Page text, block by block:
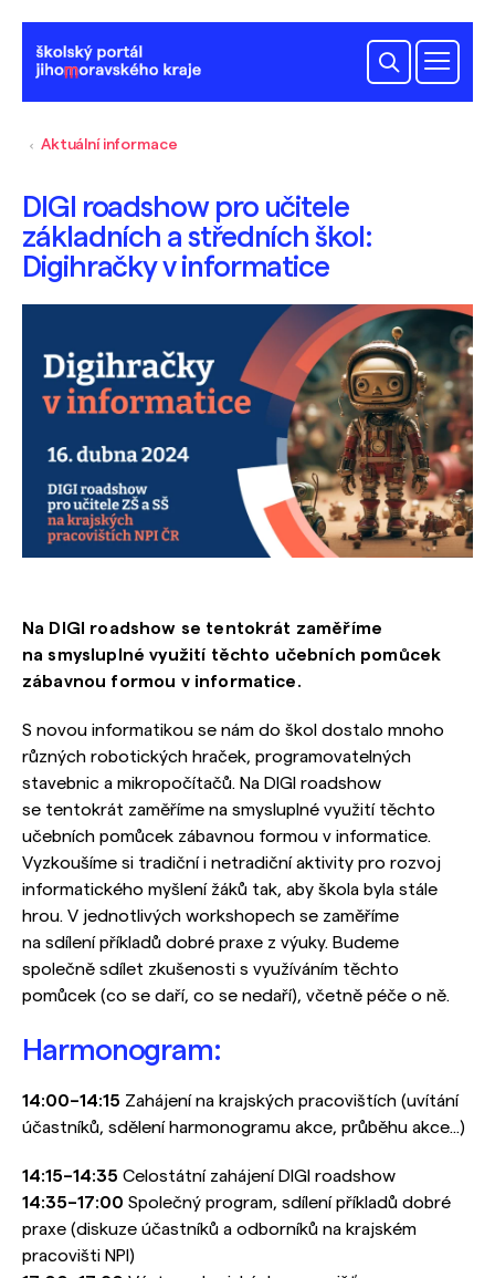
Aktuální informace
DIGI roadshow pro učitele
základních a středních škol:
Digihračky v informatice
Na DIGI roadshow se tentokrát zaměříme
na smysluplné využití těchto učebních pomůcek
zábavnou formou v informatice.
S novou informatikou se nám do škol dostalo mnoho
různých robotických hraček, programovatelných
stavebnic a mikropočítačů. Na DIGI roadshow
se tentokrát zaměříme na smysluplné využití těchto
učebních pomůcek zábavnou formou v informatice.
Vyzkoušíme si tradiční i netradiční aktivity pro rozvoj
informatického myšlení žáků tak, aby škola byla stále
hrou. V jednotlivých workshopech se zaměříme
na sdílení příkladů dobré praxe z výuky. Budeme
společně sdílet zkušenosti s využíváním těchto
pomůcek (co se daří, co se nedaří), včetně péče o ně.
Harmonogram:
14:00–14:15 Zahájení na krajských pracovištích (uvítání
účastníků, sdělení harmonogramu akce, průběhu akce...)
14:15–14:35 Celostátní zahájení DIGI roadshow
14:35–17:00 Společný program, sdílení příkladů dobré
praxe (diskuze účastníků a odborníků na krajském
pracovišti NPI)